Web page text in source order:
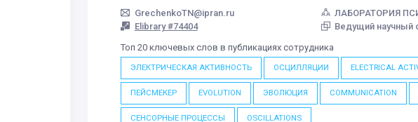
GrechenkoTN@ipran.ru
Elibrary #74404
ЛАБОРАТОРИЯ
Ведущий научный
Топ 20 ключевых слов в публикациях сотрудника
ЭЛЕКТРИЧЕСКАЯ АКТИВНОСТЬ ОСЦИЛЛЯЦИИ ELECTRICAL
ПЕЙСМЕКЕР EVOLUTION ЭВОЛЮЦИЯ COMMUNICATION
СЕНСОРНЫЕ ПРОЦЕССЫ OSCILLATIONS